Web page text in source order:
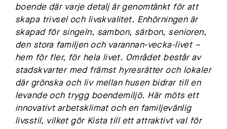
boende där varje detalj är genomtänkt för att
skapa trivsel och livskvalitet. Enhörningen är
skapad för singeln, sambon, särbon, senioren,
den stora familjen och varannan-vecka-livet –
hem för fler, för hela livet. Området består av
stadskvarter med främst hyresrätter och lokaler
där grönska och liv mellan husen bidrar till en
levande och trygg boendemiljö. Här möts ett
innovativt arbetsklimat och en familjevänlig
livsstil, vilket gör Kista till ett attraktivt val för